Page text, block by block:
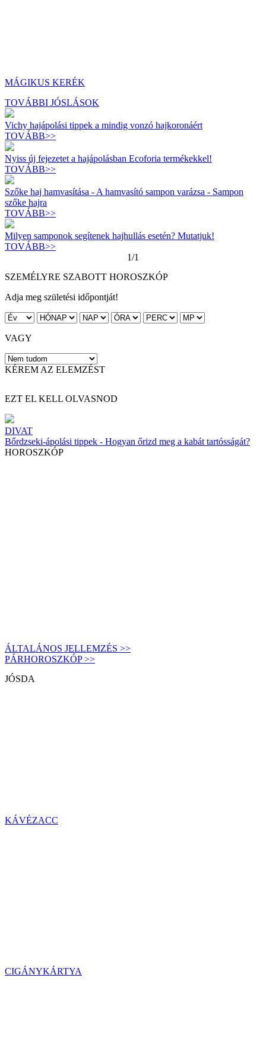
MÁGIKUS KERÉK
TOVÁBBI JÓSLÁSOK
Vichy hajápolási tippek a mindig vonzó hajkoronáért
TOVÁBB>>
Nyiss új fejezetet a hajápolásban Ecoforia termékekkel!
TOVÁBB>>
Szőke haj hamvasítása - A hamvasító sampon varázsa - Sampon
szőke hajra
TOVÁBB>>
Milyen samponok segítenek hajhullás esetén? Mutatjuk!
TOVÁBB>>
1/1
SZEMÉLYRE SZABOTT HOROSZKÓP
Adja meg születési időpontját!
VAGY
KÉREM AZ ELEMZÉST
EZT EL KELL OLVASNOD
DIVAT
Bőrdzseki-ápolási tippek - Hogyan őrizd meg a kabát tartósságát?
HOROSZKÓP
ÁLTALÁNOS JELLEMZÉS >>
PÁRHOROSZKÓP >>
JÓSDA
KÁVÉZACC
CIGÁNYKÁRTYA